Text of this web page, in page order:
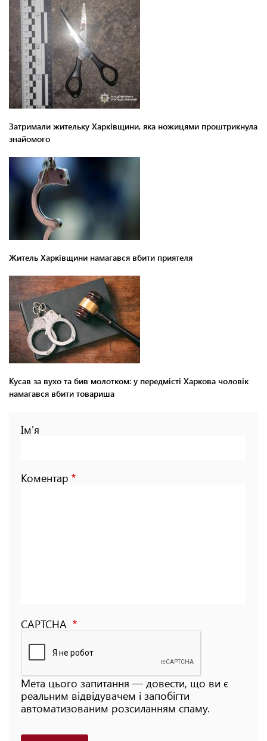
Затримали жительку Харківщини, яка ножицями проштрикнула
знайомого
Житель Харківщини намагався вбити приятеля
Кусав за вухо та бив молотком: у передмісті Харкова чоловік
намагався вбити товариша
Ім'я
Коментар
CAPTCHA
Мета цього запитання — довести, що ви є
реальним відвідувачем і запобігти
автоматизованим розсиланням спаму.